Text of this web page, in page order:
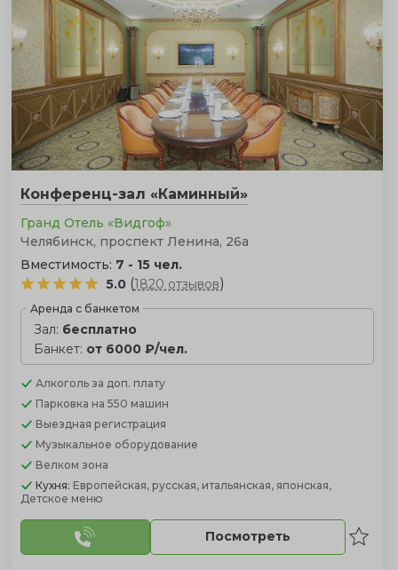
Конференц-зал «Каминный»
Гранд Отель «Видгоф»
Челябинск, проспект Ленина, 26а
Вместимость: 7 - 15 чел.
5.0 (1820 отзывов)
Аренда с банкетом
Зал: бесплатно
Банкет: от 6000 ₽/чел.
Алкоголь за доп. плату
Парковка на 550 машин
Выездная регистрация
Музыкальное оборудование
Велком зона
Кухня: Европейская, русская, итальянская, японская,
Детское меню
Посмотреть